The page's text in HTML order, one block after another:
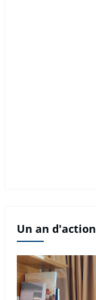
Un an d'action